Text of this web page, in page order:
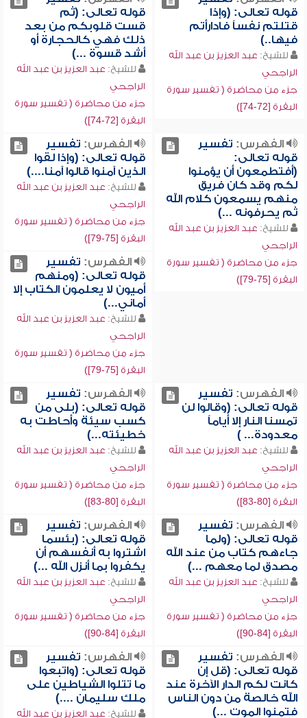
قوله تعالى: (وإذا
قتلتم نفساً فادارأتم
فيها..)
للشيخ: عبد العزيز بن عبد الله
الراجحي
جزء من محاضرة ( تفسير سورة
البقرة [72-74])
قوله تعالى: (ثم
قست قلوبكم من بعد
ذلك فهي كالحجارة أو
أشد قسوة ...)
للشيخ: عبد العزيز بن عبد الله
الراجحي
جزء من محاضرة ( تفسير سورة
البقرة [72-74])
الفهرس: تفسير
قوله تعالى:
(أفتطمعون أن يؤمنوا
لكم وقد كان فريق
منهم يسمعون كلام الله
ثم يحرفونه ...)
للشيخ: عبد العزيز بن عبد الله
الراجحي
جزء من محاضرة ( تفسير سورة
البقرة [75-79])
الفهرس: تفسير
قوله تعالى: (وإذا لقوا
الذين آمنوا قالوا آمنا....)
للشيخ: عبد العزيز بن عبد الله
الراجحي
جزء من محاضرة ( تفسير سورة
البقرة [75-79])
الفهرس: تفسير
قوله تعالى: (ومنهم
أميون لا يعلمون الكتاب إلا
أماني...)
للشيخ: عبد العزيز بن عبد الله
الراجحي
جزء من محاضرة ( تفسير سورة
البقرة [75-79])
الفهرس: تفسير
قوله تعالى: (وقالوا لن
تمسنا النار إلا أياماً
معدودة... )
للشيخ: عبد العزيز بن عبد الله
الراجحي
جزء من محاضرة ( تفسير سورة
البقرة [80-83])
الفهرس: تفسير
قوله تعالى: (بلى من
كسب سيئة وأحاطت به
خطيئته...)
للشيخ: عبد العزيز بن عبد الله
الراجحي
جزء من محاضرة ( تفسير سورة
البقرة [80-83])
الفهرس: تفسير
قوله تعالى: (ولما
جاءهم كتاب من عند الله
مصدق لما معهم ...)
للشيخ: عبد العزيز بن عبد الله
الراجحي
جزء من محاضرة ( تفسير سورة
البقرة [84-90])
الفهرس: تفسير
قوله تعالى: (بئسما
اشتروا به أنفسهم أن
يكفروا بما أنزل الله ...)
للشيخ: عبد العزيز بن عبد الله
الراجحي
جزء من محاضرة ( تفسير سورة
البقرة [84-90])
الفهرس: تفسير
قوله تعالى: (قل إن
كانت لكم الدار الآخرة عند
الله خالصة من دون الناس
فتمنوا الموت ...)
الفهرس: تفسير
قوله تعالى: (واتبعوا
ما تتلوا الشياطين على
ملك سليمان ....)
للشيخ: عبد العزيز بن عبد الله